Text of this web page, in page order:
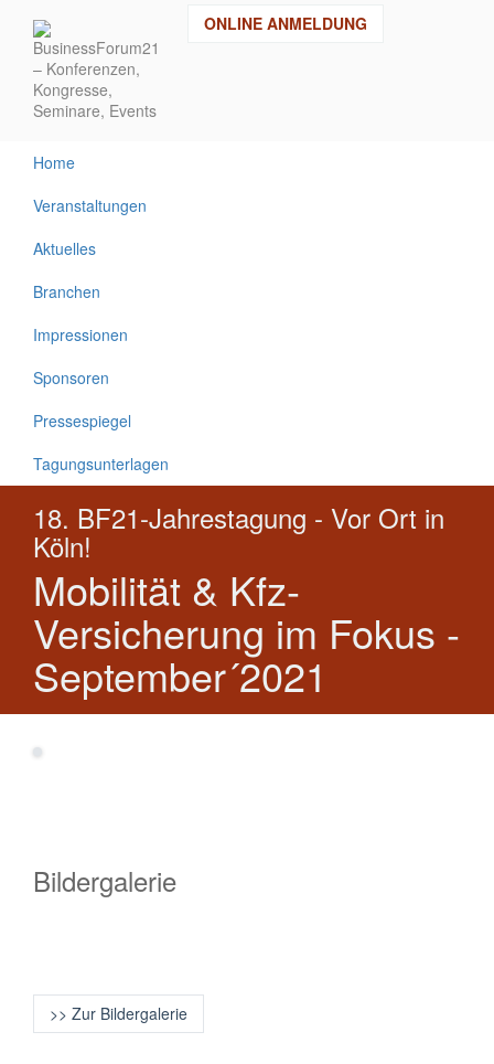
Inhalt
ONLINE ANMELDUNG
Home
Veranstaltungen
Aktuelles
Branchen
Impressionen
Sponsoren
Pressespiegel
Tagungsunterlagen
18. BF21-Jahrestagung - Vor Ort in
Köln!
Mobilität & Kfz-
Versicherung im Fokus -
September´2021
Bildergalerie
>> Zur Bildergalerie